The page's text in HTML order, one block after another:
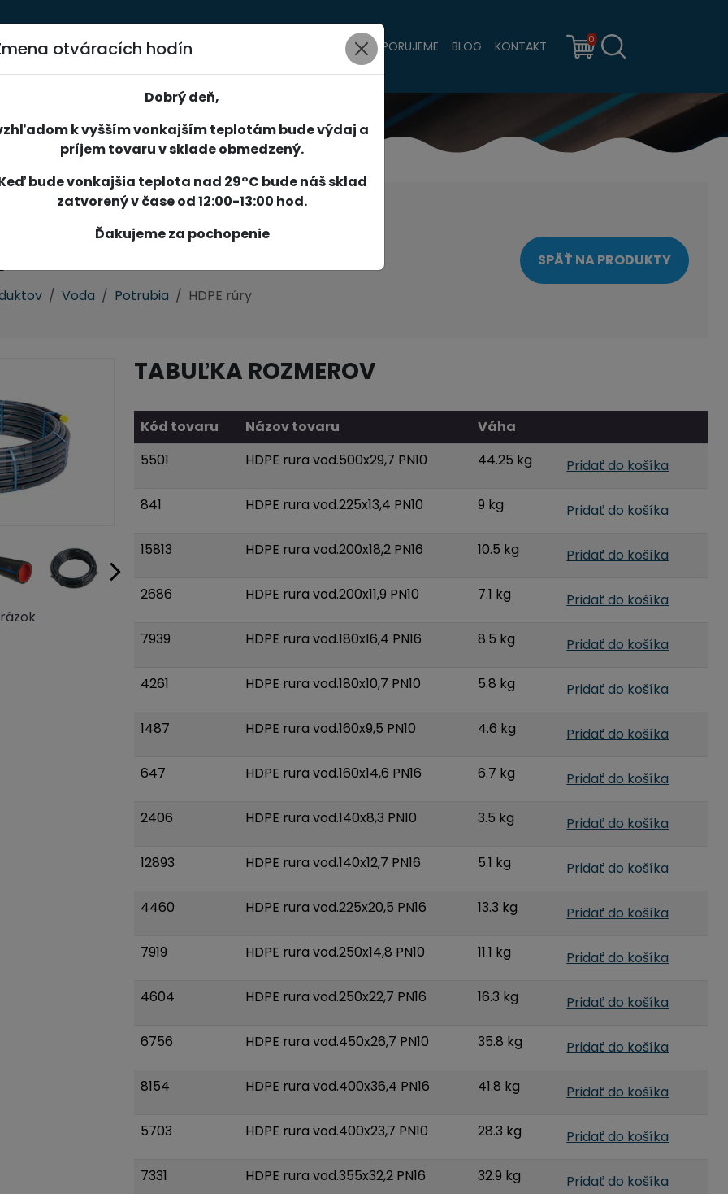
AKCIE NOVINKY SPOLOČNOSŤ PODPORUJEME BLOG KONTAKT 0
Voda Potrubia HDPE rúry
SPÄŤ NA PRODUKTY
TABUĽKA ROZMEROV
Kód tovaru Názov tovaru
Váha
5501
HDPE rura vod.500x29,7 PN10 44.25 kg Pridať do košíka
841 HDPE rura vod.225x13,4 PN10 9 kg Pridať do košíka
15813 HDPE rura vod.200x18,2 PN16 10.5 kg Pridať do košíka
2686 HDPE rura vod.200x11,9 PN10 7.1 kg Pridať do košíka
7939 HDPE rura vod.180x16,4 PN16 8.5 kg Pridať do košíka
4261 HDPE rura vod.180x10,7 PN10 5.8 kg Pridať do košíka
1487 HDPE rura vod.160x9,5 PN10 4.6 kg Pridať do košíka
647 HDPE rura vod.160x14,6 PN16 6.7 kg Pridať do košíka
2406 HDPE rura vod.140x8,3 PN10 3.5 kg Pridať do košíka
12893 HDPE rura vod.140x12,7 PN16 5.1 kg Pridať do košíka
4460 HDPE rura vod.225x20,5 PN16 13.3 kg Pridať do košíka
7919 HDPE rura vod.250x14,8 PN10 11.1 kg Pridať do košíka
4604 HDPE rura vod.250x22,7 PN16 16.3 kg Pridať do košíka
6756 HDPE rura vod.450x26,7 PN10 35.8 kg Pridať do košíka
8154 HDPE rura vod.400x36,4 PN16 41.8 kg Pridať do košíka
5703 HDPE rura vod.400x23,7 PN10 28.3 kg Pridať do košíka
7331 HDPE rura vod.355x32,2 PN16 32.9 kg Pridať do košíka
otváracích hodín
Dobrý deň,
k vyšším vonkajším teplotám bude výdaj a
príjem tovaru v sklade obmedzený.
bude vonkajšia teplota nad 29°C bude náš sklad
zatvorený v čase od 12:00-13:00 hod.
Ďakujeme za pochopenie